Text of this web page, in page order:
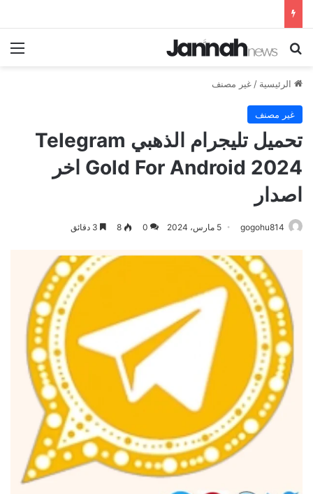
بحث عن
الرئيسية / غير مصنف
غير مصنف
تحميل تليجرام الذهبي Telegram
Gold For Android 2024 اخر
اصدار
gogohu814 5 مارس، 2024 0
8